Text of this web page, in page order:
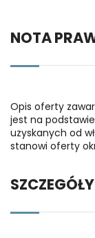
NOTA
Opis oferty
jest na
uzyskanych od
stanowi oferty